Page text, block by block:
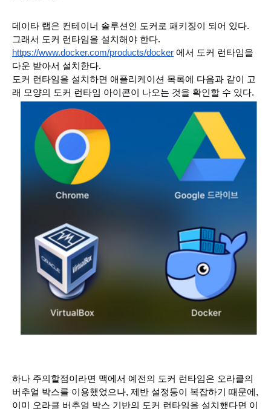
데이타 랩은 컨테이너 솔루션인 도커로 패키징이 되어 있다.
그래서 도커 런타임을 설치해야 한다.
https://www.docker.com/products/docker 에서 도커 런타임을
다운 받아서 설치한다.
도커 런타임을 설치하면 애플리케이션 목록에 다음과 같이 고
래 모양의 도커 런타임 아이콘이 나오는 것을 확인할 수 있다.
하나 주의할점이라면 맥에서 예전의 도커 런타임은 오라클의
버추얼 박스를 이용했었으나, 제반 설정등이 복잡하기 때문에,
이미 오라클 버추얼 박스 기반의 도커 런타임을 설치했다면 이